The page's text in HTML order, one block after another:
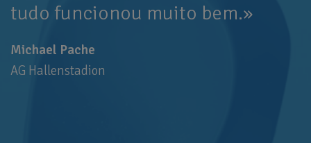
tudo funcionou muito bem.»
Michael Pache
AG Hallenstadion